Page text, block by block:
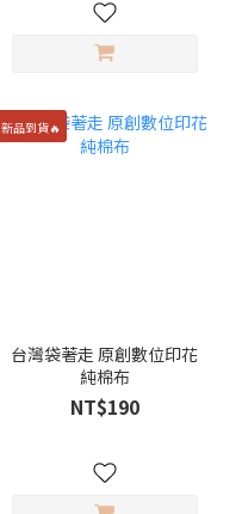
新品到貨🔥
台灣袋著走 原創數位印花
純棉布
NT$190